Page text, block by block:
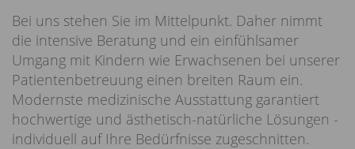
Bei uns stehen Sie im Mittelpunkt. Daher nimmt
die intensive Beratung und ein einfühlsamer
Umgang mit Kindern wie Erwachsenen bei unserer
Patientenbetreuung einen breiten Raum ein.
Modernste medizinische Ausstattung garantiert
hochwertige und ästhetisch-natürliche Lösungen -
individuell auf Ihre Bedürfnisse zugeschnitten.